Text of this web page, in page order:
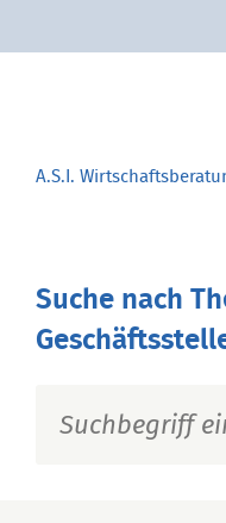
A.S.I.
Suche nach